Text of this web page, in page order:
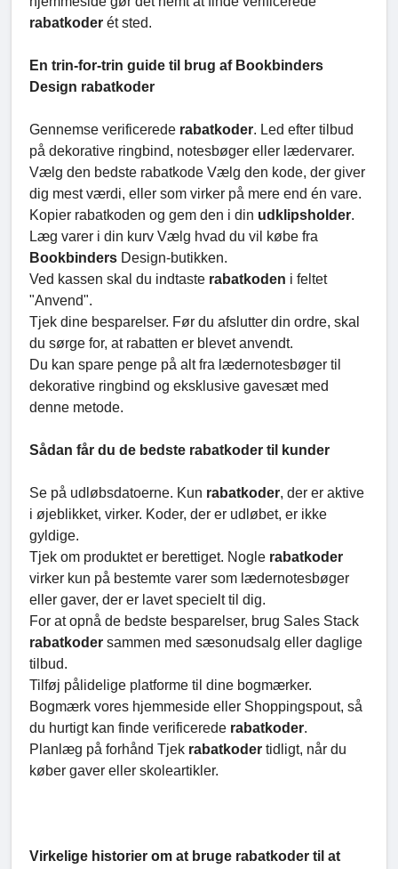
rabatkoder ét sted.
En trin-for-trin guide til brug af Bookbinders
Design rabatkoder
Gennemse verificerede rabatkoder. Led efter tilbud
på dekorative ringbind, notesbøger eller lædervarer.
Vælg den bedste rabatkode Vælg den kode, der giver
dig mest værdi, eller som virker på mere end én vare.
Kopier rabatkoden og gem den i din udklipsholder.
Læg varer i din kurv Vælg hvad du vil købe fra
Bookbinders Design-butikken.
Ved kassen skal du indtaste rabatkoden i feltet
"Anvend".
Tjek dine besparelser. Før du afslutter din ordre, skal
du sørge for, at rabatten er blevet anvendt.
Du kan spare penge på alt fra lædernotesbøger til
dekorative ringbind og eksklusive gavesæt med
denne metode.
Sådan får du de bedste rabatkoder til kunder
Se på udløbsdatoerne. Kun rabatkoder, der er aktive
i øjeblikket, virker. Koder, der er udløbet, er ikke
gyldige.
Tjek om produktet er berettiget. Nogle rabatkoder
virker kun på bestemte varer som lædernotesbøger
eller gaver, der er lavet specielt til dig.
For at opnå de bedste besparelser, brug Sales Stack
rabatkoder sammen med sæsonudsalg eller daglige
tilbud.
Tilføj pålidelige platforme til dine bogmærker.
Bogmærk vores hjemmeside eller Shoppingspout, så
du hurtigt kan finde verificerede rabatkoder.
Planlæg på forhånd Tjek rabatkoder tidligt, når du
køber gaver eller skoleartikler.
Virkelige historier om at bruge rabatkoder til at